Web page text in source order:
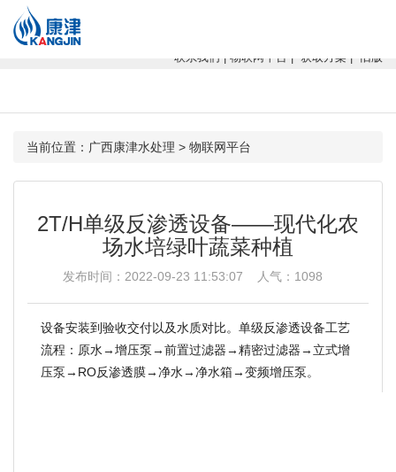
康津水处理：专注软化水设备、反渗透设备、超滤设备、一体化净水设
备！
联系我们 | 物联网平台 | 获取方案 | 旧版
当前位置： 广西康津水处理 > 物联网平台
2T/H单级反渗透设备——现代化农
场水培绿叶蔬菜种植
发布时间：2022-09-23 11:53:07 人气： 1098
设备安装到验收交付以及水质对比。单级反渗透设备工艺
流程：原水→增压泵→前置过滤器→精密过滤器→立式增
压泵→RO反渗透膜→净水→净水箱→变频增压泵。